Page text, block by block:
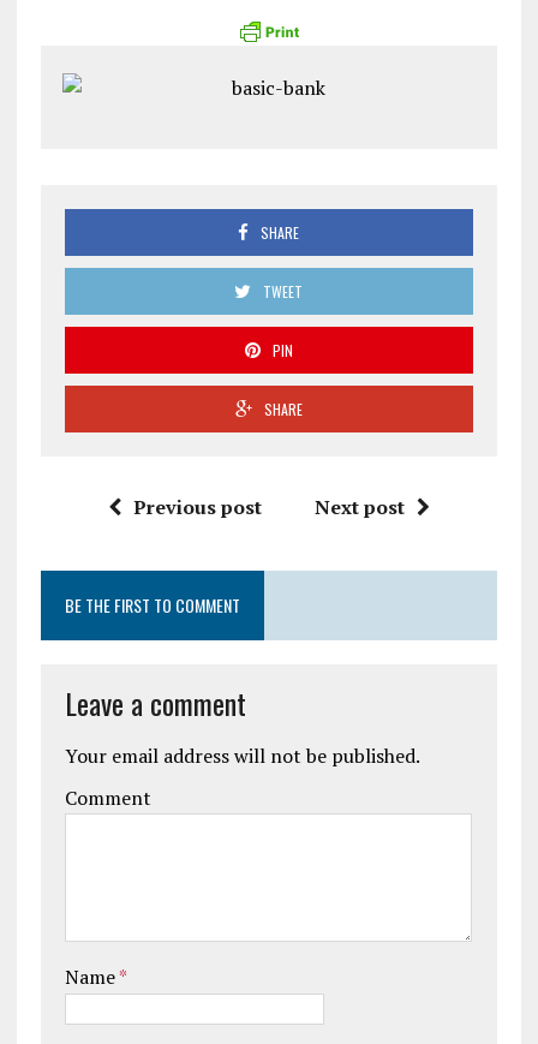
SHARE
TWEET
PIN
SHARE
Previous post Next post
BE THE FIRST TO COMMENT
Leave a comment
Your email address will not be published.
Comment
Name*